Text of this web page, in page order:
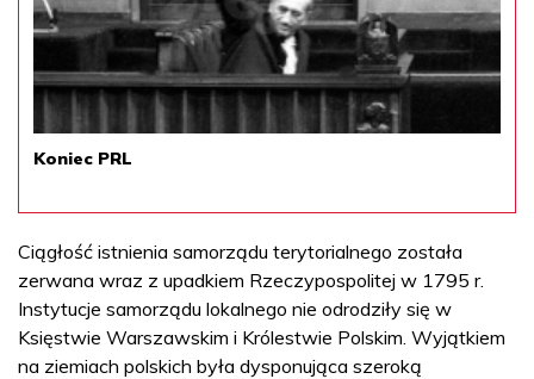
Koniec PRL
Ciągłość istnienia samorządu terytorialnego została
zerwana wraz z upadkiem Rzeczypospolitej w 1795 r.
Instytucje samorządu lokalnego nie odrodziły się w
Księstwie Warszawskim i Królestwie Polskim. Wyjątkiem
na ziemiach polskich była dysponująca szeroką